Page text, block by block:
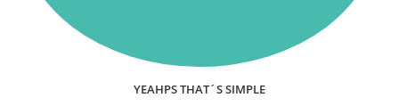
YEAHPS THAT´S SIMPLE